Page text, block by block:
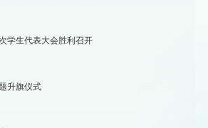
学生代表大会胜利召开
升旗仪式